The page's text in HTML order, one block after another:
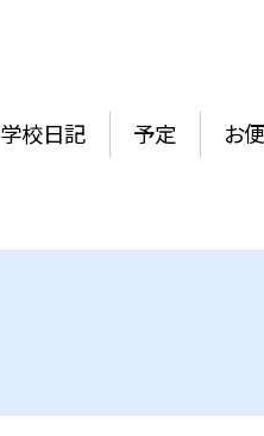
学校日記 予定 お